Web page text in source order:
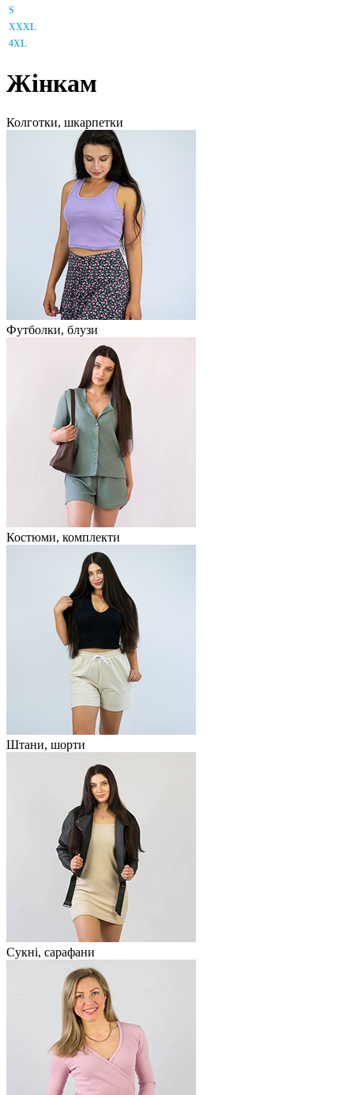
S
XXXL
4XL
Жінкам
Колготки, шкарпетки
Футболки, блузи
Костюми, комплекти
Штани, шорти
Сукні, сарафани